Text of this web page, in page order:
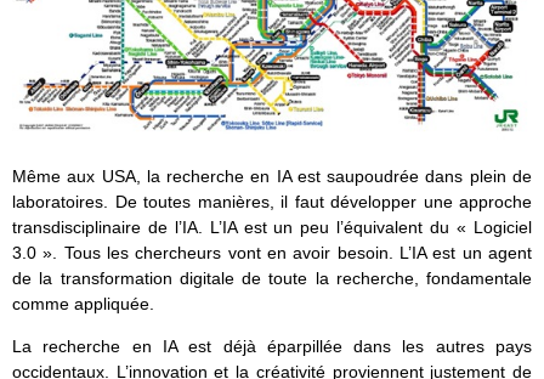
Même aux USA, la recherche en IA est saupoudrée dans plein de
laboratoires. De toutes manières, il faut développer une approche
transdisciplinaire de l’IA. L’IA est un peu l’équivalent du « Logiciel
3.0 ». Tous les chercheurs vont en avoir besoin. L’IA est un agent
de la transformation digitale de toute la recherche, fondamentale
comme appliquée.
La recherche en IA est déjà éparpillée dans les autres pays
occidentaux. L’innovation et la créativité proviennent justement de